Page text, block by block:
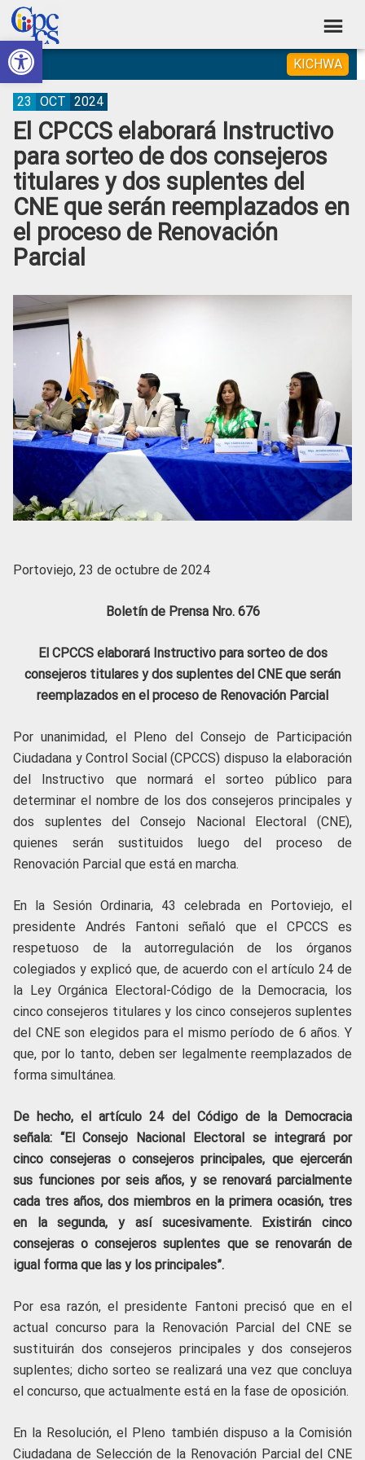
Abrir barra de herramientas
Skip
to
primary
navigation
Skip
to
main
content
Skip
to
primary
sidebar
Skip
to
footer
Consejo
de
Participación
Ciudadana
Control
Social
Construyendo
Poder
Ciudadano
KICHWA
El CPCCS elaborará Instructivo
para sorteo de dos consejeros
titulares y dos suplentes del
CNE que serán reemplazados en
el proceso de Renovación
Parcial
23 OCT 2024
Portoviejo, 23 de octubre de 2024
Boletín de Prensa Nro. 676
El CPCCS elaborará Instructivo para sorteo de dos
consejeros titulares y dos suplentes del CNE que serán
reemplazados en el proceso de Renovación Parcial
Por unanimidad, el Pleno del Consejo de Participación
Ciudadana y Control Social (CPCCS) dispuso la elaboración
del Instructivo que normará el sorteo público para
determinar el nombre de los dos consejeros principales y
dos suplentes del Consejo Nacional Electoral (CNE),
quienes serán sustituidos luego del proceso de
Renovación Parcial que está en marcha.
En la Sesión Ordinaria, 43 celebrada en Portoviejo, el
presidente Andrés Fantoni señaló que el CPCCS es
respetuoso de la autorregulación de los órganos
colegiados y explicó que, de acuerdo con el artículo 24 de
la Ley Orgánica Electoral-Código de la Democracia, los
cinco consejeros titulares y los cinco consejeros suplentes
del CNE son elegidos para el mismo período de 6 años. Y
que, por lo tanto, deben ser legalmente reemplazados de
forma simultánea.
De hecho, el artículo 24 del Código de la Democracia
señala: “El Consejo Nacional Electoral se integrará por
cinco consejeras o consejeros principales, que ejercerán
sus funciones por seis años, y se renovará parcialmente
cada tres años, dos miembros en la primera ocasión, tres
en la segunda, y así sucesivamente. Existirán cinco
consejeras o consejeros suplentes que se renovarán de
igual forma que las y los principales”.
Por esa razón, el presidente Fantoni precisó que en el
actual concurso para la Renovación Parcial del CNE se
sustituirán dos consejeros principales y dos consejeros
suplentes; dicho sorteo se realizará una vez que concluya
el concurso, que actualmente está en la fase de oposición.
En la Resolución, el Pleno también dispuso a la Comisión
Ciudadana de Selección de la Renovación Parcial del CNE